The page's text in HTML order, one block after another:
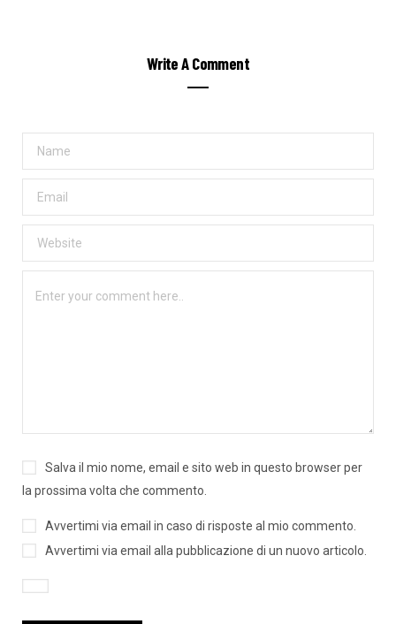
Write A Comment
Salva il mio nome, email e sito web in questo browser per
la prossima volta che commento.
Avvertimi via email in caso di risposte al mio commento.
Avvertimi via email alla pubblicazione di un nuovo articolo.